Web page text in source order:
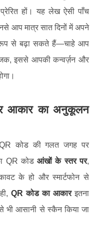
हों। यह लेख ऐसी पाँच
आप मात्र सात दिनों में अपने
से बढ़ा सकते हैं—चाहे आप
इससे आपकी कन्वर्ज़न और
आकार का अनुकूलन
कोड की गलत जगह पर
QR कोडआंखों के स्तर पर,
के हो और स्मार्टफोन से
QR कोड का आकारइतना
भी आसानी से स्कैन किया जा